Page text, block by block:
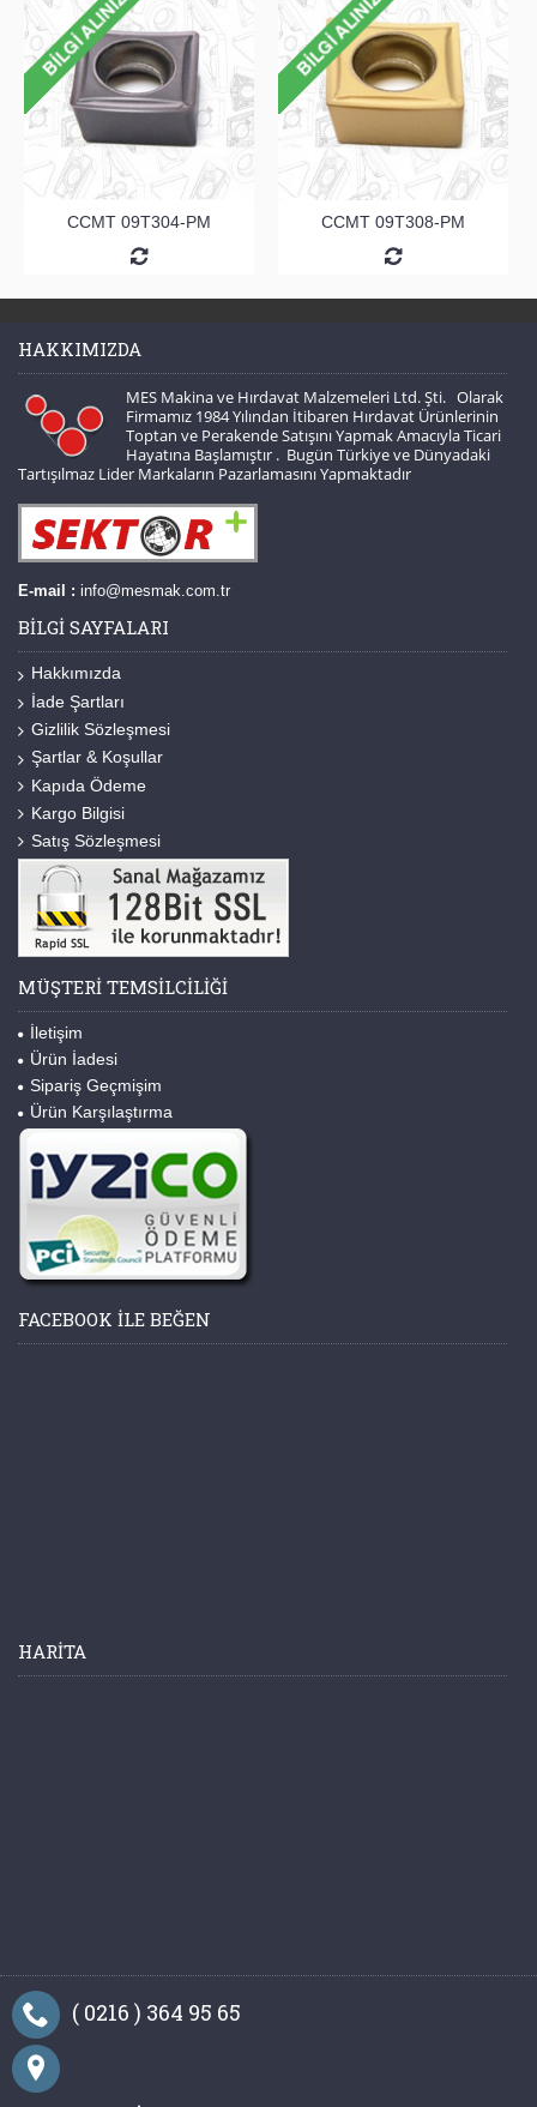
CCMT 09T304-PM CCMT 09T308-PM
HAKKIMIZDA
MES Makina ve Hırdavat Malzemeleri Ltd. Şti. Olarak
Firmamız 1984 Yılından İtibaren Hırdavat Ürünlerinin
Toptan ve Perakende Satışını Yapmak Amacıyla Ticari
Hayatına Başlamıştır . Bugün Türkiye ve Dünyadaki
Tartışılmaz Lider Markaların Pazarlamasını Yapmaktadır
E-mail : info@mesmak.com.tr
BILGI SAYFALARI
Hakkımızda
İade Şartları
Gizlilik Sözleşmesi
Şartlar & Koşullar
Kapıda Ödeme
Kargo Bilgisi
Satış Sözleşmesi
MÜŞTERI TEMSILCILIĞI
İletişim
Ürün İadesi
Sipariş Geçmişim
Ürün Karşılaştırma
FACEBOOK ILE BEĞEN
HARITA
( 0216 ) 364 95 65